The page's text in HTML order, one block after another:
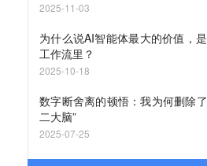
2025-11-03
为什么说AI智能体最大的价值，
工作流里？
2025-10-18
数字断舍离的顿悟：我为何删除
二大脑”
2025-07-25